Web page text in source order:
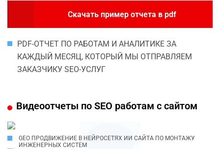
Скачать пример отчета в pdf
PDF-ОТЧЕТ ПО РАБОТАМ И АНАЛИТИКЕ ЗА
КАЖДЫЙ МЕСЯЦ, КОТОРЫЙ МЫ ОТПРАВЛЯЕМ
ЗАКАЗЧИКУ SEO-УСЛУГ
Видеоотчеты по SEO работам с сайтом
GEO ПРОДВИЖЕНИЕ В НЕЙРОСЕТЯХ ИИ САЙТА ПО МОНТАЖУ
ИНЖЕНЕРНЫХ СИСТЕМ